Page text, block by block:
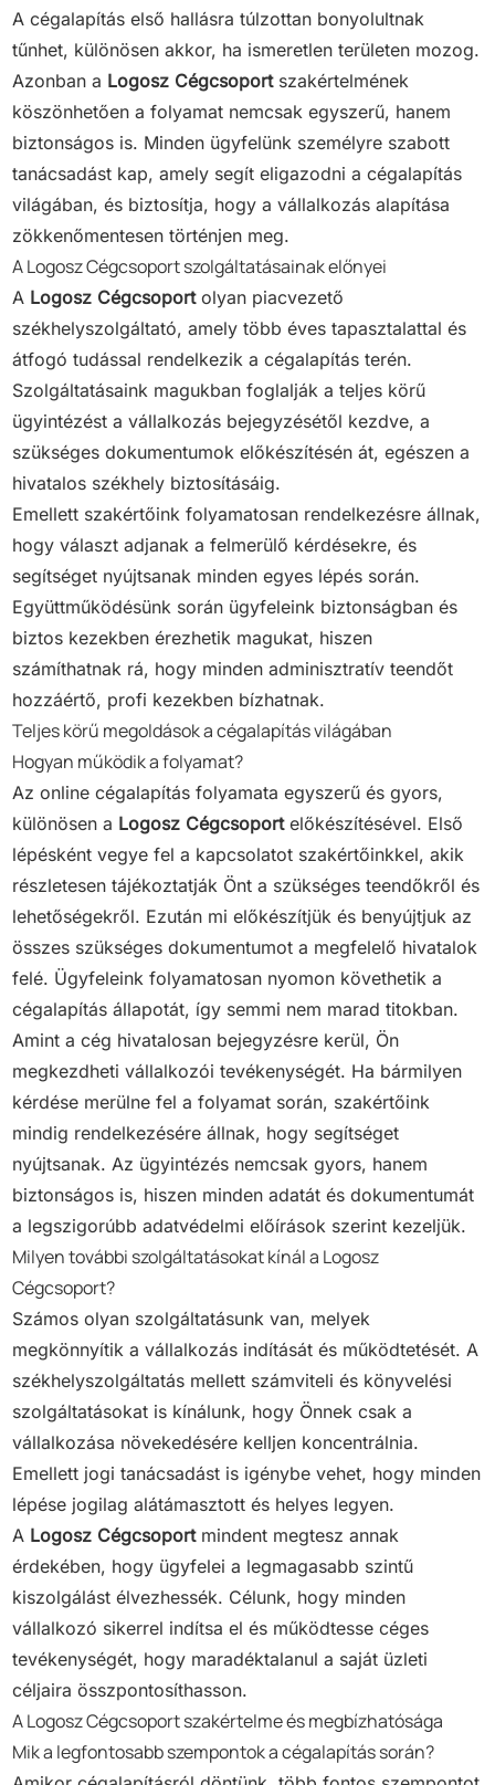
A cégalapítás első hallásra túlzottan bonyolultnak
tűnhet, különösen akkor, ha ismeretlen területen mozog.
Azonban a Logosz Cégcsoportszakértelmének
köszönhetően a folyamat nemcsak egyszerű, hanem
biztonságos is. Minden ügyfelünk személyre szabott
tanácsadást kap, amely segít eligazodni a cégalapítás
világában, és biztosítja, hogy a vállalkozás alapítása
zökkenőmentesen történjen meg.
A Logosz Cégcsoport szolgáltatásainak előnyei
A Logosz Cégcsoportolyan piacvezető
székhelyszolgáltató, amely több éves tapasztalattal és
átfogó tudással rendelkezik a cégalapítás terén.
Szolgáltatásaink magukban foglalják a teljes körű
ügyintézést a vállalkozás bejegyzésétől kezdve, a
szükséges dokumentumok előkészítésén át, egészen a
hivatalos székhely biztosításáig.
Emellett szakértőink folyamatosan rendelkezésre állnak,
hogy választ adjanak a felmerülő kérdésekre, és
segítséget nyújtsanak minden egyes lépés során.
Együttműködésünk során ügyfeleink biztonságban és
biztos kezekben érezhetik magukat, hiszen
számíthatnak rá, hogy minden adminisztratív teendőt
hozzáértő, profi kezekben bízhatnak.
Teljes körű megoldások a cégalapítás világában
Hogyan működik a folyamat?
Az online cégalapítás folyamata egyszerű és gyors,
különösen a Logosz Cégcsoportelőkészítésével. Első
lépésként vegye fel a kapcsolatot szakértőinkkel, akik
részletesen tájékoztatják Önt a szükséges teendőkről és
lehetőségekről. Ezután mi előkészítjük és benyújtjuk az
összes szükséges dokumentumot a megfelelő hivatalok
felé. Ügyfeleink folyamatosan nyomon követhetik a
cégalapítás állapotát, így semmi nem marad titokban.
Amint a cég hivatalosan bejegyzésre kerül, Ön
megkezdheti vállalkozói tevékenységét. Ha bármilyen
kérdése merülne fel a folyamat során, szakértőink
mindig rendelkezésére állnak, hogy segítséget
nyújtsanak. Az ügyintézés nemcsak gyors, hanem
biztonságos is, hiszen minden adatát és dokumentumát
a legszigorúbb adatvédelmi előírások szerint kezeljük.
Milyen további szolgáltatásokat kínál a Logosz
Cégcsoport?
Számos olyan szolgáltatásunk van, melyek
megkönnyítik a vállalkozás indítását és működtetését. A
székhelyszolgáltatás mellett számviteli és könyvelési
szolgáltatásokat is kínálunk, hogy Önnek csak a
vállalkozása növekedésére kelljen koncentrálnia.
Emellett jogi tanácsadást is igénybe vehet, hogy minden
lépése jogilag alátámasztott és helyes legyen.
A Logosz Cégcsoportmindent megtesz annak
érdekében, hogy ügyfelei a legmagasabb szintű
kiszolgálást élvezhessék. Célunk, hogy minden
vállalkozó sikerrel indítsa el és működtesse céges
tevékenységét, hogy maradéktalanul a saját üzleti
céljaira összpontosíthasson.
A Logosz Cégcsoport szakértelme és megbízhatósága
Mik a legfontosabb szempontok a cégalapítás során?